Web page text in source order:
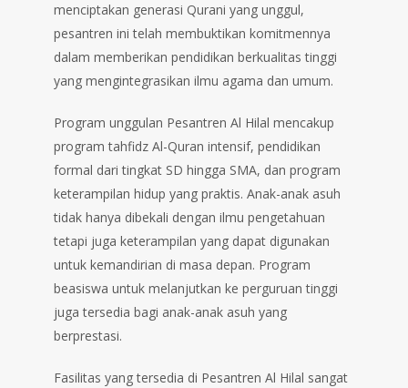
menciptakan generasi Qurani yang unggul,
pesantren ini telah membuktikan komitmennya
dalam memberikan pendidikan berkualitas tinggi
yang mengintegrasikan ilmu agama dan umum.
Program unggulan Pesantren Al Hilal mencakup
program tahfidz Al-Quran intensif, pendidikan
formal dari tingkat SD hingga SMA, dan program
keterampilan hidup yang praktis. Anak-anak asuh
tidak hanya dibekali dengan ilmu pengetahuan
tetapi juga keterampilan yang dapat digunakan
untuk kemandirian di masa depan. Program
beasiswa untuk melanjutkan ke perguruan tinggi
juga tersedia bagi anak-anak asuh yang
berprestasi.
Fasilitas yang tersedia di Pesantren Al Hilal sangat